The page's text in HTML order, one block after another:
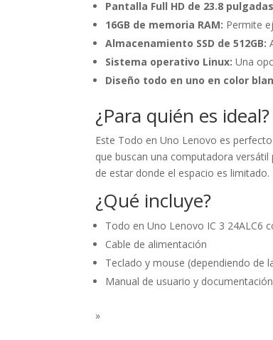
Pantalla Full HD de 23.8
16GB de memoria RAM: Permite
Almacenamiento SSD de 512GB:
Sistema operativo Linux: Una
Diseño todo en uno en color
¿Para quién es ideal?
Este Todo en Uno Lenovo es
que buscan una computadora
de estar donde el espacio es limitado.
¿Qué incluye?
Todo en Uno Lenovo IC 3 24ALC6
Cable de alimentación
Teclado y mouse (dependiendo de
Manual de usuario y
»